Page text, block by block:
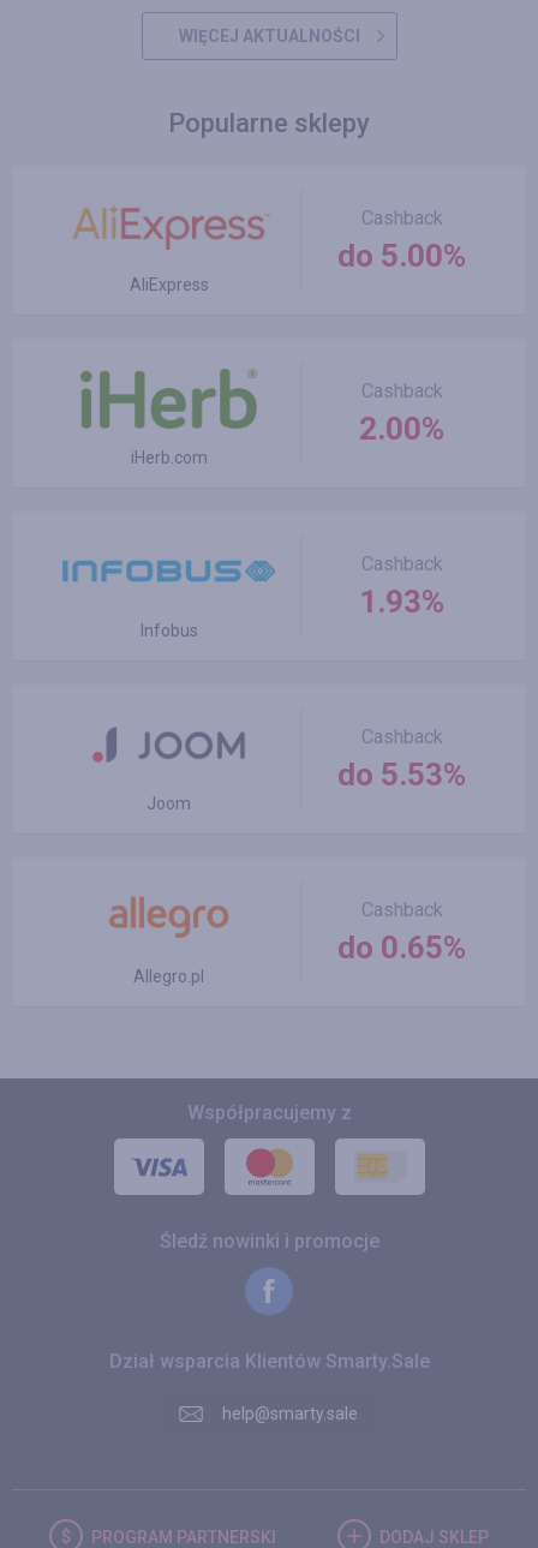
WIĘCEJ AKTUALNOŚCI
Popularne sklepy
AliExpress
Cashback
do 5.00%
iHerb.com
Cashback
2.00%
Infobus
Cashback
1.93%
Joom
Cashback
do 5.53%
Allegro.pl
Cashback
do 0.65%
Współpracujemy z
Śledź nowinki i promocje
Dział wsparcia Klientów Smarty.Sale
help@smarty.sale
PROGRAM PARTNERSKI DODAJ SKLEP